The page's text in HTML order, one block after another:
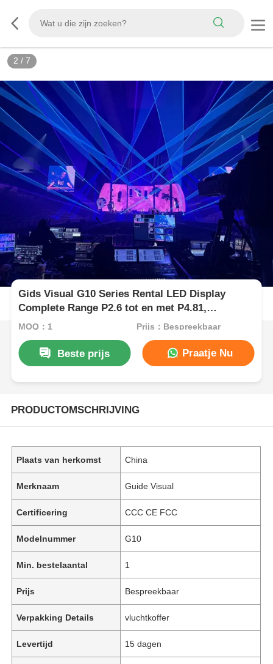
2 / 7
Gids Visual G10 Series Rental LED Display
Complete Range P2.6 tot en met P4.81,
Verwisselbare kasten
MOQ：1 Prijs：Bespreekbaar
Beste prijs Praatje Nu
PRODUCTOMSCHRIJVING
Plaats van herkomst China
Merknaam Guide Visual
Certificering CCC CE FCC
Modelnummer G10
Min. bestelaantal 1
Prijs Bespreekbaar
Verpakking Details vluchtkoffer
Levertijd 15 dagen